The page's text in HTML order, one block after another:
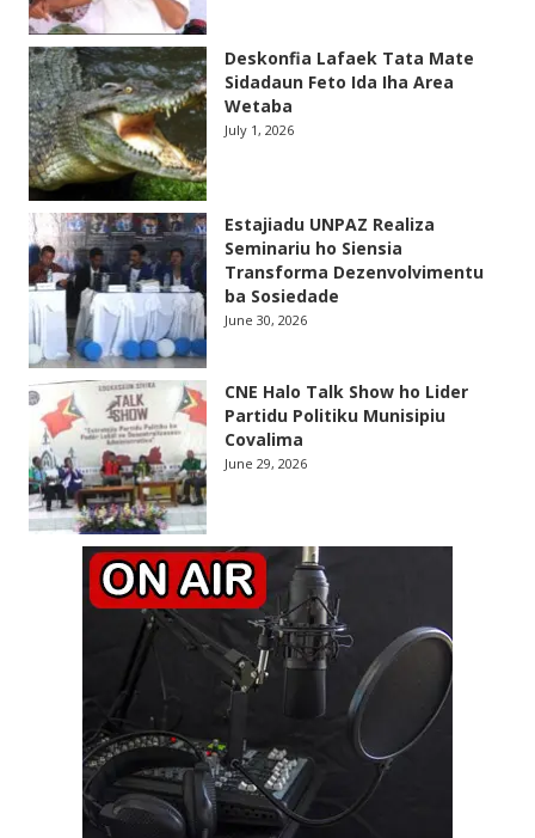
Deskonfia Lafaek Tata Mate
Sidadaun Feto Ida Iha Area
Wetaba
July 1, 2026
Estajiadu UNPAZ Realiza
Seminariu ho Siensia
Transforma Dezenvolvimentu
ba Sosiedade
June 30, 2026
CNE Halo Talk Show ho Lider
Partidu Politiku Munisipiu
Covalima
June 29, 2026